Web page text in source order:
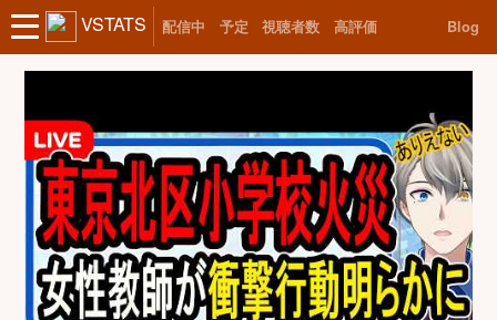
VSTATS 配信中 予定 視聴者数 高評価 Blog